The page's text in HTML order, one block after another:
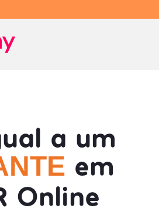
a um
em
Online